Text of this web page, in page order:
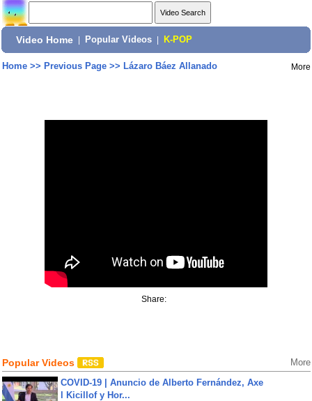
Video Home Popular Videos K-POP
Home>> Previous Page>> Lázaro Báez Allanado More
Share:
Popular Videos More
COVID-19 | Anuncio de Alberto Fernández, Axe
l Kicillof y Hor...